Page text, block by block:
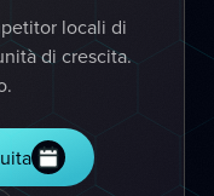
locali di
di crescita.